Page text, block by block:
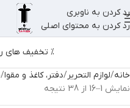
رد کردن به ناوبری
رد کردن به محتوای اصلی
% تخفیف های
خانه لوازم التحریر دفتر، کاغذ و مقوا
نمایش 1–16 از 38 نتیجه